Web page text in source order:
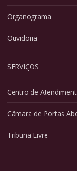
Organograma
Ouvidoria
SERVIÇOS
Centro de
Câmara de Portas
Tribuna Livre